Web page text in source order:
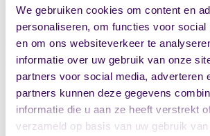
We gebruiken cookies om content en
personaliseren, om functies voor social
en om ons websiteverkeer te
informatie over uw gebruik van onze
partners voor social media, adverteren
partners kunnen deze gegevens
informatie die u aan ze heeft verstrekt
verzameld op basis van uw gebruik
Deze indeling helpt patiënten en
de juiste zorg te vinden. Voor
zelf is het belangrijk om hun
landschap te begrijpen en
samenwerkingsverbanden aan
andere categorieën waar nodig.
Wat is het